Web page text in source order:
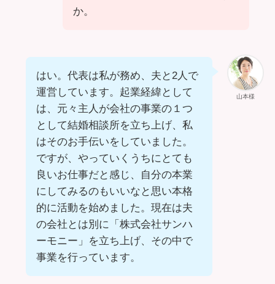
か。
山本様
はい。代表は私が務め、夫と2人で
運営しています。起業経緯として
は、元々主人が会社の事業の１つ
として結婚相談所を立ち上げ、私
はそのお手伝いをしていました。
ですが、やっていくうちにとても
良いお仕事だと感じ、自分の本業
にしてみるのもいいなと思い本格
的に活動を始めました。現在は夫
の会社とは別に「株式会社サンハ
ーモニー」を立ち上げ、その中で
事業を行っています。